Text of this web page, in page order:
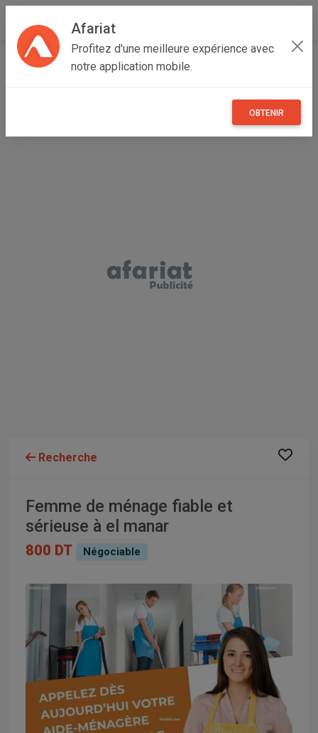
Afariat
Profitez d'une meilleure expérience avec
notre application mobile.
OBTENIR
Accueil Emploi, affaires et services
Femme de ménage fiable et sérieuse à El Manar
Recherche
Femme de ménage fiable et
sérieuse à el manar
800 DT Négociable